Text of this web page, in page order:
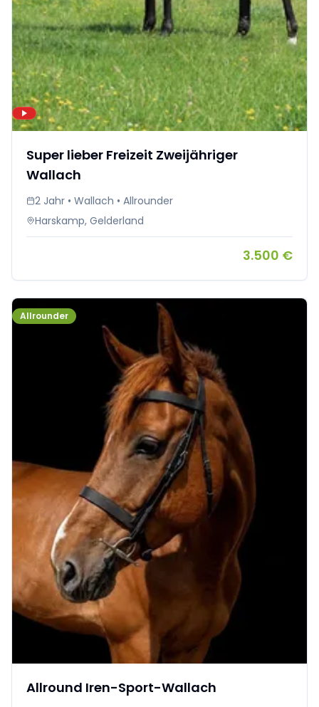
Super lieber Freizeit Zweijähriger
Wallach
2 Jahr • Wallach • Allrounder
Harskamp, Gelderland
3.500 €
Allrounder
Allround Iren-Sport-Wallach